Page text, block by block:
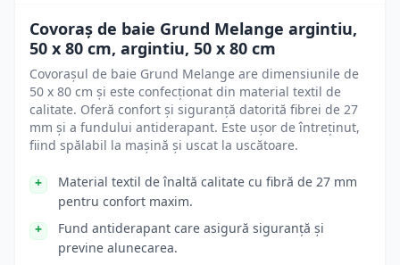
Covoraș de baie Grund Melange argintiu,
50 x 80 cm, argintiu, 50 x 80 cm
Covorașul de baie Grund Melange are dimensiunile de
50 x 80 cm și este confecționat din material textil de
calitate. Oferă confort și siguranță datorită fibrei de 27
mm și a fundului antiderapant. Este ușor de întreținut,
fiind spălabil la mașină și uscat la uscătoare.
Material textil de înaltă calitate cu fibră de 27 mm
pentru confort maxim.
Fund antiderapant care asigură siguranță și
previne alunecarea.